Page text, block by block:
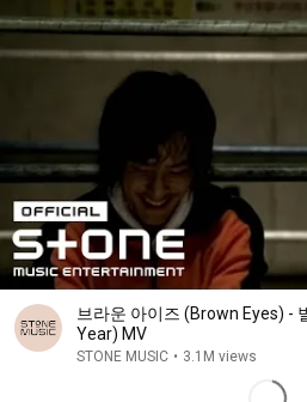
브라운 아이즈 (Brown Eyes) -
Year) MV
STONE MUSIC • 3.1M views